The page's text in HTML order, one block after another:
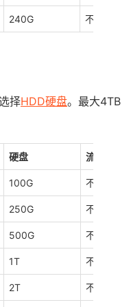
240G 不限
择HDD硬盘。最大4TB
硬盘 流量
100G 不限
250G 不限
500G 不限
1T 不限
2T 不限